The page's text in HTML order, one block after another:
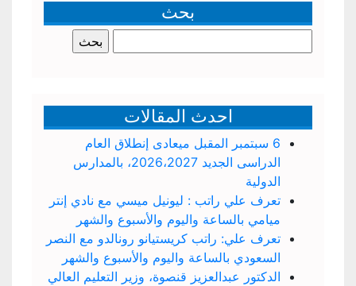
بحث
عن:
احدث المقالات
6 سبتمبر المقبل ميعادى إنطلاق العام
الدراسى الجديد 2026،2027، بالمدارس
الدولية
تعرف علي راتب : ليونيل ميسي مع نادي إنتر
ميامي بالساعة واليوم والأسبوع والشهر
تعرف علي: راتب كريستيانو رونالدو مع النصر
السعودي بالساعة واليوم والأسبوع والشهر
الدكتور عبدالعزيز قنصوة، وزير التعليم العالي